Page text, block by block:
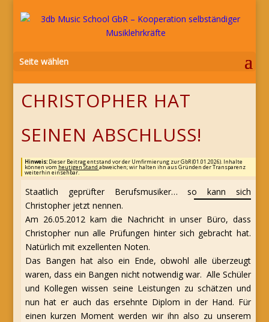
Seite wählen
CHRISTOPHER HAT
SEINEN ABSCHLUSS!
Hinweis:Dieser Beitrag entstand vor der Umfirmierung zur GbR (01.01.2026). Inhalte
können vom heutigen Stand abweichen; wir halten ihn aus Gründen der Transparenz
weiterhin einsehbar.
Staatlich geprüfter Berufsmusiker… so kann sich
Christopher jetzt nennen.
Am 26.05.2012 kam die Nachricht in unser Büro, dass
Christopher nun alle Prüfungen hinter sich gebracht hat.
Natürlich mit exzellenten Noten.
Das Bangen hat also ein Ende, obwohl alle überzeugt
waren, dass ein Bangen nicht notwendig war. Alle Schüler
und Kollegen wissen seine Leistungen zu schätzen und
nun hat er auch das ersehnte Diplom in der Hand. Für
einen kurzen Moment werden wir ihn also zu unserem